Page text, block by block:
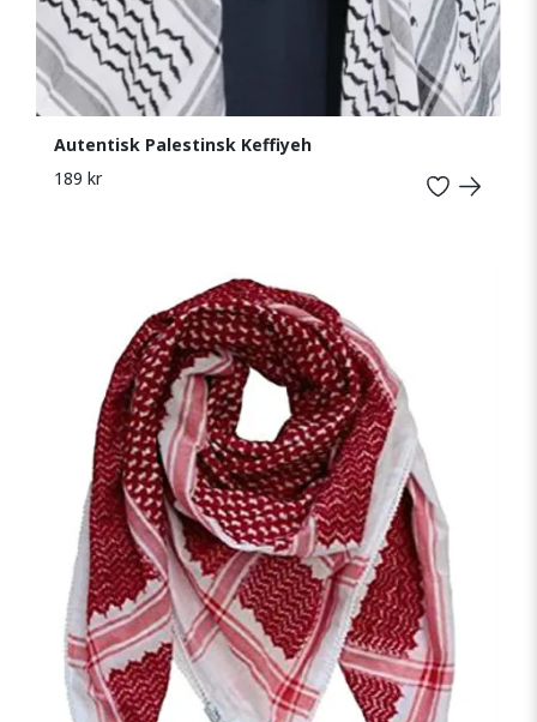
Autentisk Palestinsk Keffiyeh
189 kr